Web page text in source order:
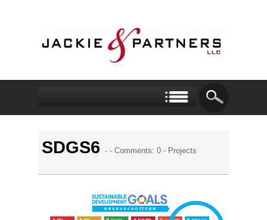
SDGS6- -Comments: 0 - Projects